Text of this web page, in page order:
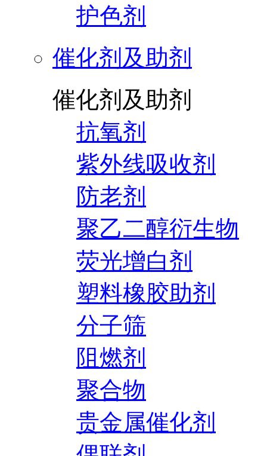
护色剂
催化剂及助剂
催化剂及助剂
抗氧剂
紫外线吸收剂
防老剂
聚乙二醇衍生物
荧光增白剂
塑料橡胶助剂
分子筛
阻燃剂
聚合物
贵金属催化剂